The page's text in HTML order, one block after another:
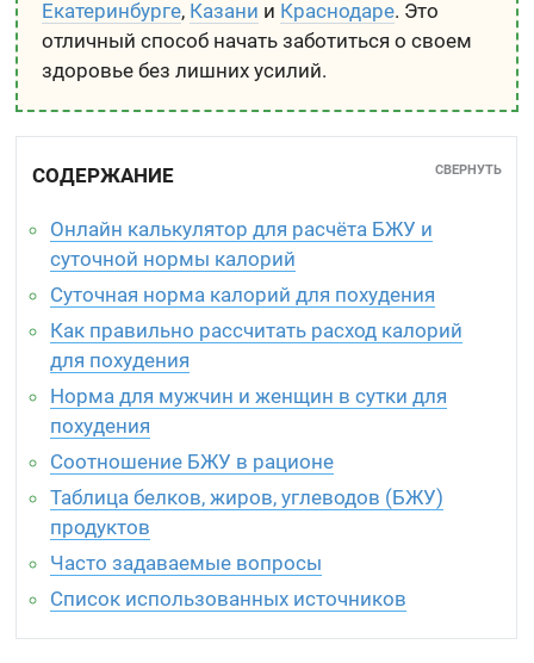
Екатеринбурге, Казани и Краснодаре. Это
отличный способ начать заботиться о своем
здоровье без лишних усилий.
СОДЕРЖАНИЕ СВЕРНУТЬ
Онлайн калькулятор для расчёта БЖУ и
суточной нормы калорий
Суточная норма калорий для похудения
Как правильно рассчитать расход калорий
для похудения
Норма для мужчин и женщин в сутки для
похудения
Соотношение БЖУ в рационе
Таблица белков, жиров, углеводов (БЖУ)
продуктов
Часто задаваемые вопросы
Список использованных источников